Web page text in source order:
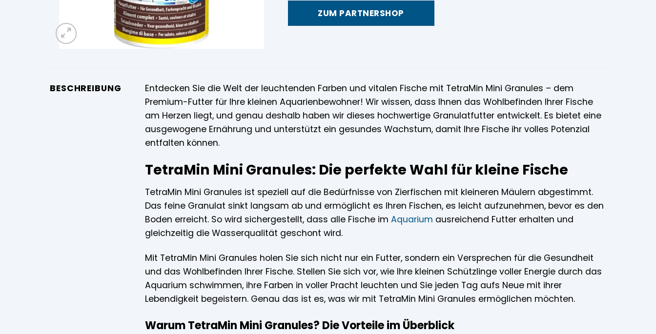
ZUM PARTNERSHOP
BESCHREIBUNG
Entdecken Sie die Welt der leuchtenden Farben und vitalen Fische mit TetraMin Mini Granules – dem
Premium-Futter für Ihre kleinen Aquarienbewohner! Wir wissen, dass Ihnen das Wohlbefinden Ihrer Fische
am Herzen liegt, und genau deshalb haben wir dieses hochwertige Granulatfutter entwickelt. Es bietet eine
ausgewogene Ernährung und unterstützt ein gesundes Wachstum, damit Ihre Fische ihr volles Potenzial
entfalten können.
TetraMin Mini Granules: Die perfekte Wahl für kleine Fische
TetraMin Mini Granules ist speziell auf die Bedürfnisse von Zierfischen mit kleineren Mäulern abgestimmt.
Das feine Granulat sinkt langsam ab und ermöglicht es Ihren Fischen, es leicht aufzunehmen, bevor es den
Boden erreicht. So wird sichergestellt, dass alle Fische im Aquarium ausreichend Futter erhalten und
gleichzeitig die Wasserqualität geschont wird.
Mit TetraMin Mini Granules holen Sie sich nicht nur ein Futter, sondern ein Versprechen für die Gesundheit
und das Wohlbefinden Ihrer Fische. Stellen Sie sich vor, wie Ihre kleinen Schützlinge voller Energie durch das
Aquarium schwimmen, ihre Farben in voller Pracht leuchten und Sie jeden Tag aufs Neue mit ihrer
Lebendigkeit begeistern. Genau das ist es, was wir mit TetraMin Mini Granules ermöglichen möchten.
Warum TetraMin Mini Granules? Die Vorteile im Überblick